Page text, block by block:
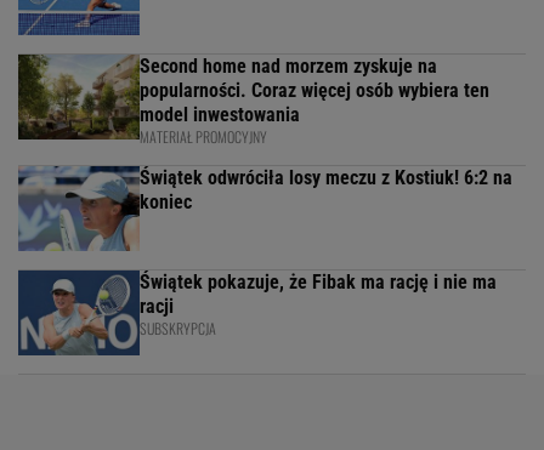
Second home nad morzem zyskuje na
popularności. Coraz więcej osób wybiera ten
model inwestowania
MATERIAŁ PROMOCYJNY
Świątek odwróciła losy meczu z Kostiuk! 6:2 na
koniec
Świątek pokazuje, że Fibak ma rację i nie ma
racji
SUBSKRYPCJA